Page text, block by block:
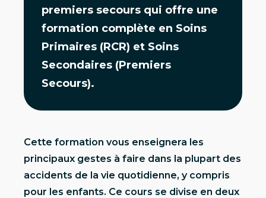
premiers secours qui offre une
formation complète en Soins
Primaires (RCR) et Soins
Secondaires (Premiers
Secours).
Cette formation vous enseignera les
principaux gestes à faire dans la plupart des
accidents de la vie quotidienne, y compris
pour les enfants. Ce cours se divise en deux